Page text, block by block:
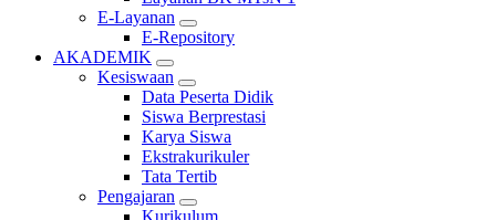
E-Layanan
E-Repository
AKADEMIK
Kesiswaan
Data Peserta Didik
Siswa Berprestasi
Karya Siswa
Ekstrakurikuler
Tata Tertib
Pengajaran
Kurikulum